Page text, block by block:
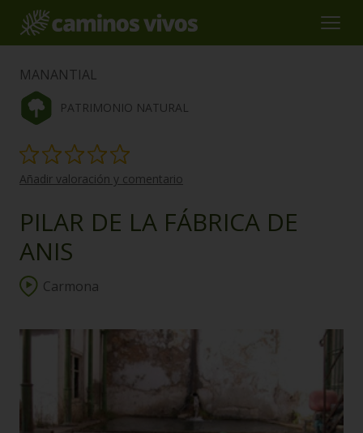
MANANTIAL
PATRIMONIO NATURAL
Añadir valoración y comentario
PILAR DE LA FÁBRICA DE
ANIS
Carmona